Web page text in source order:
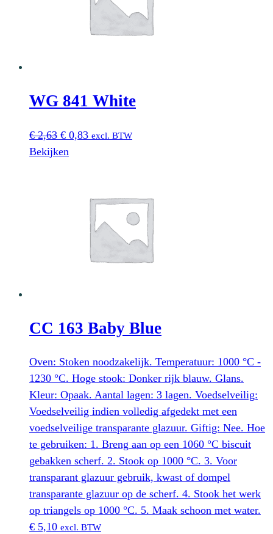
WG 841 White
€2,63 Oorspronkelijke
prijs
€ 0,83Huidige
excl. BTW
Bekijken
CC 163 Baby Blue
Oven: Stoken noodzakelijk. Temperatuur: 1000 °C -
1230 °C. Hoge stook: Donker rijk blauw. Glans.
Kleur: Opaak. Aantal lagen: 3 lagen. Voedselveilig:
Voedselveilig indien volledig afgedekt met een
voedselveilige transparante glazuur. Giftig: Nee. Hoe
te gebruiken: 1. Breng aan op een 1060 °C biscuit
gebakken scherf. 2. Stook op 1000 °C. 3. Voor
transparant glazuur gebruik, kwast of dompel
transparante glazuur op de scherf. 4. Stook het werk
op triangels op 1000 °C. 5. Maak schoon met water.
€ 5,10 excl. BTW